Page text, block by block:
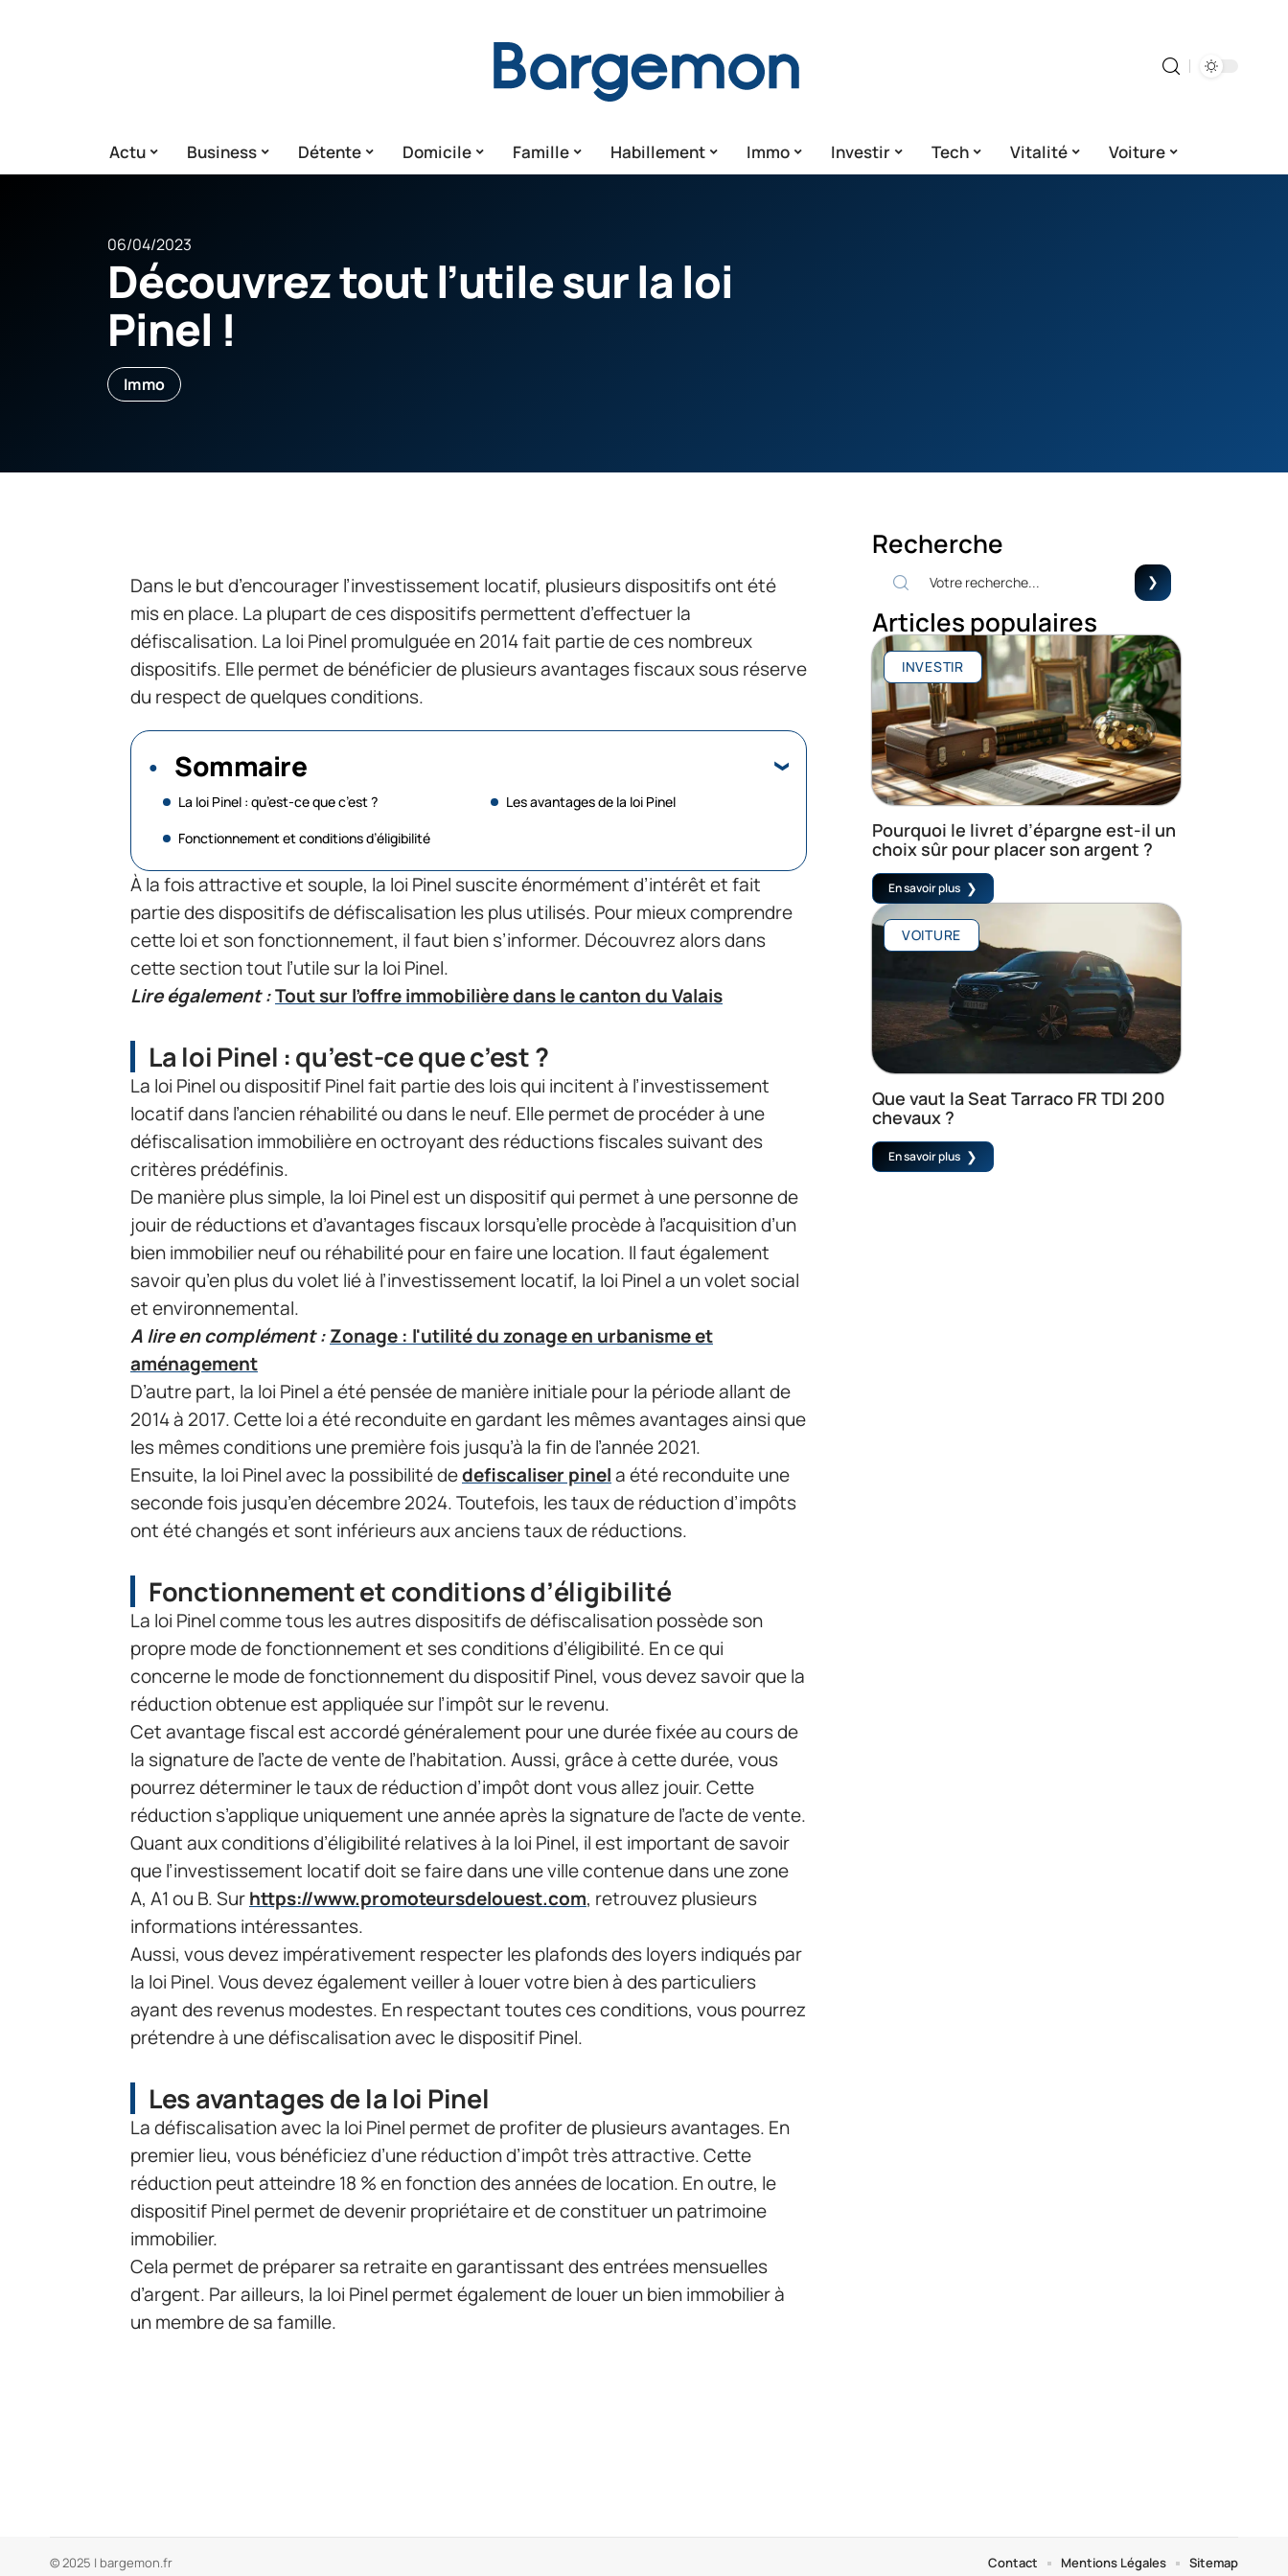
Actu Business Détente Domicile Famille Habillement Immo Investir Tech Vitalité Voiture
06/04/2023
Découvrez tout l’utile sur la loi
Pinel !
Immo
Dans le but d’encourager l’investissement locatif, plusieurs dispositifs ont été
mis en place. La plupart de ces dispositifs permettent d’effectuer la
défiscalisation. La loi Pinel promulguée en 2014 fait partie de ces nombreux
dispositifs. Elle permet de bénéficier de plusieurs avantages fiscaux sous réserve
du respect de quelques conditions.
Sommaire
La loi Pinel : qu’est-ce que c’est ?
Fonctionnement et conditions d’éligibilité
Les avantages de la loi Pinel
À la fois attractive et souple, la loi Pinel suscite énormément d’intérêt et fait
partie des dispositifs de défiscalisation les plus utilisés. Pour mieux comprendre
cette loi et son fonctionnement, il faut bien s’informer. Découvrez alors dans
cette section tout l’utile sur la loi Pinel.
Lire également :Tout sur l’offre immobilière dans le canton du Valais
La loi Pinel : qu’est-ce que c’est ?
La loi Pinel ou dispositif Pinel fait partie des lois qui incitent à l’investissement
locatif dans l’ancien réhabilité ou dans le neuf. Elle permet de procéder à une
défiscalisation immobilière en octroyant des réductions fiscales suivant des
critères prédéfinis.
De manière plus simple, la loi Pinel est un dispositif qui permet à une personne de
jouir de réductions et d’avantages fiscaux lorsqu’elle procède à l’acquisition d’un
bien immobilier neuf ou réhabilité pour en faire une location. Il faut également
savoir qu’en plus du volet lié à l’investissement locatif, la loi Pinel a un volet social
et environnemental.
A lire en complément :Zonage : l'utilité du zonage en urbanisme et
aménagement
D’autre part, la loi Pinel a été pensée de manière initiale pour la période allant de
2014 à 2017. Cette loi a été reconduite en gardant les mêmes avantages ainsi que
les mêmes conditions une première fois jusqu’à la fin de l’année 2021.
Ensuite, la loi Pinel avec la possibilité dedefiscaliser pinela été reconduite une
seconde fois jusqu’en décembre 2024. Toutefois, les taux de réduction d’impôts
ont été changés et sont inférieurs aux anciens taux de réductions.
Fonctionnement et conditions d’éligibilité
La loi Pinel comme tous les autres dispositifs de défiscalisation possède son
propre mode de fonctionnement et ses conditions d’éligibilité. En ce qui
concerne le mode de fonctionnement du dispositif Pinel, vous devez savoir que la
réduction obtenue est appliquée sur l’impôt sur le revenu.
Cet avantage fiscal est accordé généralement pour une durée fixée au cours de
la signature de l’acte de vente de l’habitation. Aussi, grâce à cette durée, vous
pourrez déterminer le taux de réduction d’impôt dont vous allez jouir. Cette
réduction s’applique uniquement une année après la signature de l’acte de vente.
Quant aux conditions d’éligibilité relatives à la loi Pinel, il est important de savoir
que l’investissement locatif doit se faire dans une ville contenue dans une zone
A, A1 ou B. Surhttps://www.promoteursdelouest.com, retrouvez plusieurs
informations intéressantes.
Aussi, vous devez impérativement respecter les plafonds des loyers indiqués par
la loi Pinel. Vous devez également veiller à louer votre bien à des particuliers
ayant des revenus modestes. En respectant toutes ces conditions, vous pourrez
prétendre à une défiscalisation avec le dispositif Pinel.
Les avantages de la loi Pinel
La défiscalisation avec la loi Pinel permet de profiter de plusieurs avantages. En
premier lieu, vous bénéficiez d’une réduction d’impôt très attractive. Cette
réduction peut atteindre 18 % en fonction des années de location. En outre, le
dispositif Pinel permet de devenir propriétaire et de constituer un patrimoine
immobilier.
Cela permet de préparer sa retraite en garantissant des entrées mensuelles
d’argent. Par ailleurs, la loi Pinel permet également de louer un bien immobilier à
un membre de sa famille.
Recherche
Articles populaires
INVESTIR
Pourquoi le livret d’épargne est-il un
choix sûr pour placer son argent ?
En savoir plus
VOITURE
Que vaut la Seat Tarraco FR TDI 200
chevaux ?
En savoir plus
© 2025 | bargemon.fr Contact Mentions Légales Sitemap